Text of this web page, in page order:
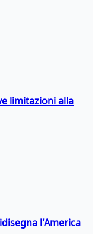
limitazioni alla
l'America